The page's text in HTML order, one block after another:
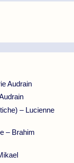
Audrain
– Lucienne
– Brahim